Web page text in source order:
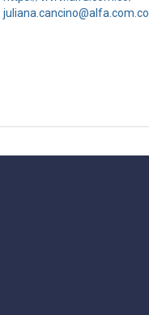
juliana.cancino@alfa.com.co